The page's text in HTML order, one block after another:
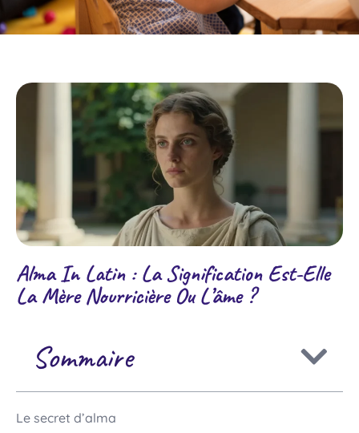
Alma In Latin : La Signification Est-Elle
La Mère Nourricière Ou L’âme ?
Sommaire
Le secret d’alma